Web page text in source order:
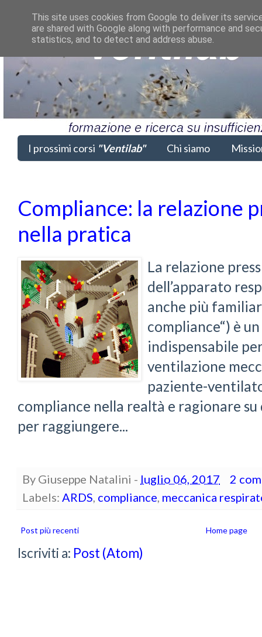
I prossimi corsi "Ventilab" Chi siamo
Compliance: la relazione
nella pratica
La relazione
dell’apparato
anche più
compliance“) è
indispensabile
ventilazione
paziente-
compliance nella realtà e ragionare
per raggiungere...
By Giuseppe Natalini - luglio 06, 2017
2
Labels: ARDS, compliance, meccanica
Post più recenti Home page
Iscriviti a: Post (Atom)
This site uses cookies from Google to deliver its
are shared with Google along with performance and
statistics, and to detect and address abuse.